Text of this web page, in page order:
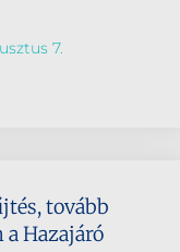
7.
tovább
Hazajáró